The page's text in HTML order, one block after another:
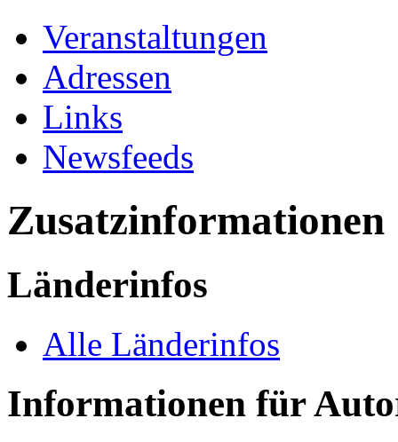
Veranstaltungen
Adressen
Links
Newsfeeds
Zusatzinformationen
Länderinfos
Alle Länderinfos
Informationen für